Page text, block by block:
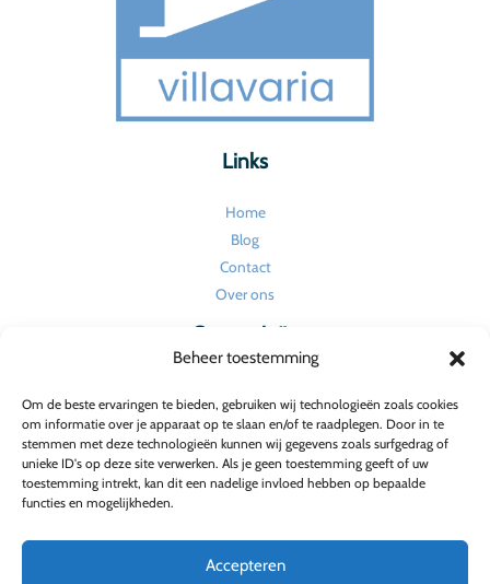
Beheer toestemming
Om de beste ervaringen te bieden, gebruiken wij technologieën zoals cookies
om informatie over je apparaat op te slaan en/of te raadplegen. Door in te
stemmen met deze technologieën kunnen wij gegevens zoals surfgedrag of
unieke ID's op deze site verwerken. Als je geen toestemming geeft of uw
toestemming intrekt, kan dit een nadelige invloed hebben op bepaalde
functies en mogelijkheden.
Accepteren
Links
Home
Blog
Contact
Over ons
Categorieën
Tuin
Verbouw en renovatie
Wonen
Wonen en interieur